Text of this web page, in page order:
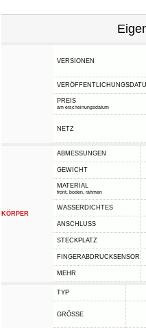
VERSIONEN
PREIS
am erscheinungsdatum
NETZ
KÖRPER
ABMESSUNGEN
GEWICHT
MATERIAL
front, boden, rahmen
WASSERDICHTES
ANSCHLUSS
STECKPLATZ
FINGERABDRUCKSENSOR
MEHR
TYP
GRÖSSE